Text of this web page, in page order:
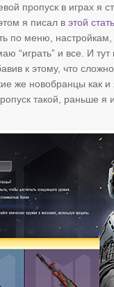
пропуск в играх я
я писал вэтой
по меню,
“играть” и все. И
к этому, что
же новобранцы как и
такой, раньше я